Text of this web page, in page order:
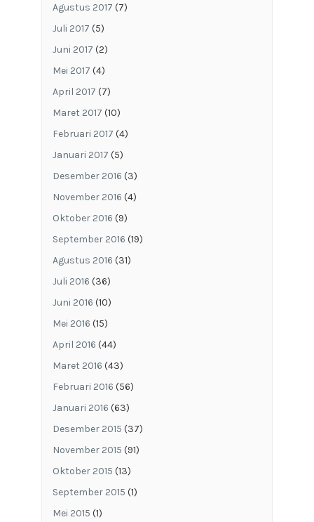
Agustus 2017 (7)
Juli 2017 (5)
Juni 2017 (2)
Mei 2017 (4)
April 2017 (7)
Maret 2017 (10)
Februari 2017 (4)
Januari 2017 (5)
Desember 2016 (3)
November 2016 (4)
Oktober 2016 (9)
September 2016 (19)
Agustus 2016 (31)
Juli 2016 (36)
Juni 2016 (10)
Mei 2016 (15)
April 2016 (44)
Maret 2016 (43)
Februari 2016 (56)
Januari 2016 (63)
Desember 2015 (37)
November 2015 (91)
Oktober 2015 (13)
September 2015 (1)
Mei 2015 (1)